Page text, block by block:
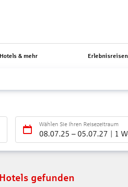
Hotels & mehr Erlebnisreisen
Wählen Sie Ihren Reisezeitraum
08.07.25 – 05.07.27 1
Hotels gefunden